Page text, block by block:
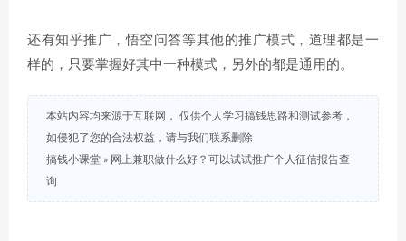
还有知乎推广，悟空问答等其他的推广模式，道理都是一
样的，只要掌握好其中一种模式，另外的都是通用的。
本站内容均来源于互联网， 仅供个人学习搞钱思路和测试参考，
如侵犯了您的合法权益，请与我们联系删除
搞钱小课堂 » 网上兼职做什么好？可以试试推广个人征信报告查
询